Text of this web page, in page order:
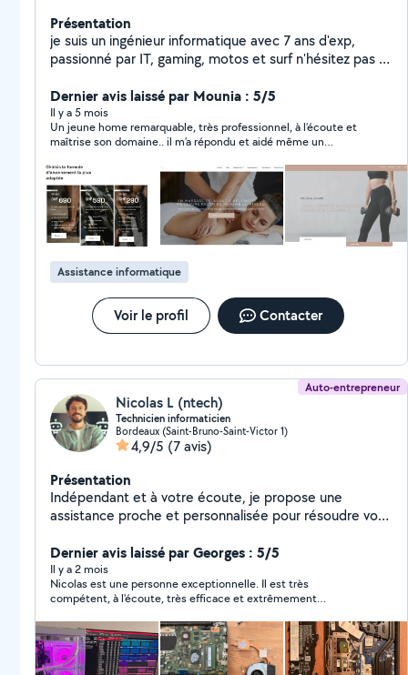
Présentation
je suis un ingénieur informatique avec 7 ans d'exp,
passionné par IT, gaming, motos et surf n'hésitez pas a
services (gratuit pour les retraités, les étudiants et les
chômeurs)
Dernier avis laissé par Mounia : 5/5
Il y a 5 mois
Un jeune home remarquable, très professionnel, à l’écoute et
maîtrise son domaine.. il m’a répondu et aidé même un
Assistance informatique
Voir le profil Contacter
Auto-entrepreneur
Nicolas L (ntech)
Technicien informaticien
Bordeaux (Saint-Bruno-Saint-Victor 1)
4,9/5 (7 avis)
Présentation
Indépendant et à votre écoute, je propose une
assistance proche et personnalisée pour résoudre vos
analysée pour apporter des solutions efficaces, avec
des conseils pratiques pour mieux gérer votre
technologie au quotidien. Que l'ordinateur ralentisse,
que les logiciels ne fonctionnent plus, qu'un virus
bloque vos activités, que de l'aide soit nécessaire pour
vos outils numériques, ou que vous souhaitiez faire
monter un PC sur mesure, nettoyer, optimiser ou
Dernier avis laissé par Georges : 5/5
Il y a 2 mois
Nicolas est une personne exceptionnelle. Il est très
compétent, à l'écoute, très efficace et extrêmement
beaucoup Nicolas pour votre aide précieuse.